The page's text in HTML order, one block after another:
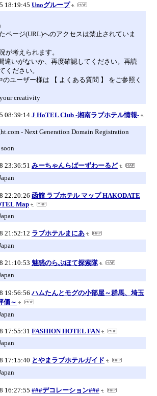
18:19:45 Unoグループ
ページ(URL)へのアクセスは禁止されていま
が考えられます。
違いがないか、再度確認してください。再読
ください。
のユーザー様は 【 よくある質問 】 をご参照く
creativity
08:39:14J HoTEL Club -湘南ラブホテル情報-
- Next Generation Domain Registration
23:36:51 みーちゃんらばーずわーるど
22:20:26 函館 ラブホテル マップ HAKODATE
Map
21:52:12 ラブホテルまにあ
21:10:53 魅惑のらぶほて探索隊
19:56:56 ハムたんとモグの小部屋～群馬、埼玉
価～
17:55:31 FASHION HOTEL FAN
17:15:40 とやまラブホテルガイド
16:27:55 ###デコレーション###